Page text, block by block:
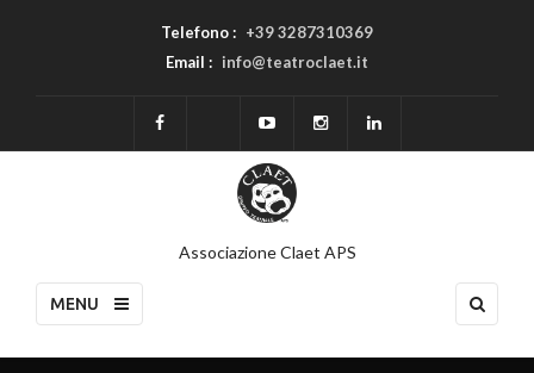
Telefono : +39 3287310369
Email : info@teatroclaet.it
Associazione Claet APS
MENU